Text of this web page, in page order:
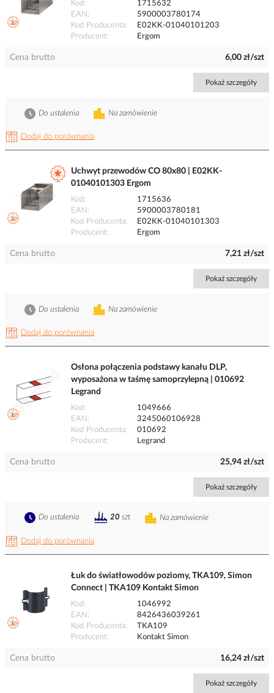
Kod
1715632
EAN
5900003780174
Kod Producenta
E02KK-01040101203
Producent
Ergom
Cena brutto 6,00 zł/szt
Pokaż szczegóły
Dodaj do porównania
Na zamówienie
Do ustalenia
Uchwyt przewodów CO 80x80 | E02KK-
01040101303 Ergom
Kod
1715636
EAN
5900003780181
Kod Producenta
E02KK-01040101303
Producent
Ergom
Cena brutto 7,21 zł/szt
Pokaż szczegóły
Dodaj do porównania
Na zamówienie
Do ustalenia
Osłona połączenia podstawy kanału DLP,
wyposażona w taśmę samoprzylepną | 010692
Legrand
Kod
1049666
EAN
3245060106928
Kod Producenta
010692
Producent
Legrand
Cena brutto 25,94 zł/szt
Pokaż szczegóły
Dodaj do porównania
Na zamówienie
Do ustalenia 20 szt
Łuk do światłowodów poziomy, TKA109, Simon
Connect | TKA109 Kontakt Simon
Kod
1046992
EAN
8426436039261
Kod Producenta
TKA109
Producent
Kontakt Simon
Cena brutto 16,24 zł/szt
Pokaż szczegóły